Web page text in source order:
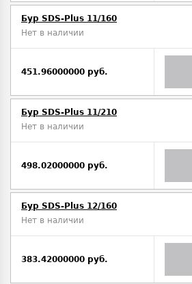
Бур SDS-Plus 11/160
Нет в наличии
451.96000000 руб.
Бур SDS-Plus 11/210
Нет в наличии
498.02000000 руб.
Бур SDS-Plus 12/160
Нет в наличии
383.42000000 руб.